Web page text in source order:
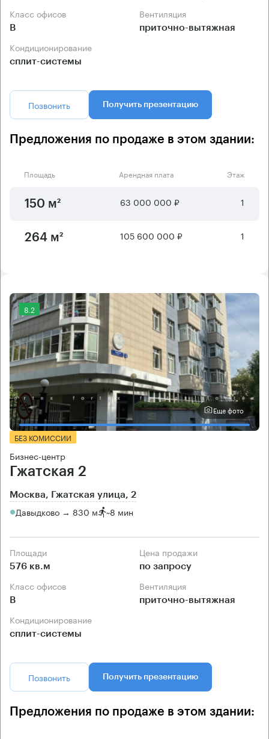
Класс офисов
B
Вентиляция
приточно-вытяжная
Кондиционирование
сплит-системы
Позвонить Получить презентацию
Предложения по продаже в этом здании:
Площадь Арендная плата Этаж
150 м² 63 000 000 ₽ 1
264 м² 105 600 000 ₽ 1
8.2
Еще фото
БЕЗ КОМИССИИ
Бизнес-центр
Гжатская 2
Москва, Гжатская улица, 2
Давыдково → 830 м ~8 мин
Площади
576 кв.м
Цена продажи
по запросу
Класс офисов
B
Вентиляция
приточно-вытяжная
Кондиционирование
сплит-системы
Позвонить Получить презентацию
Предложения по продаже в этом здании: